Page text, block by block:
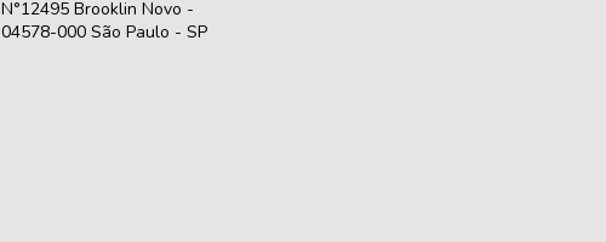
N°12495 Brooklin Novo -
04578-000 São Paulo - SP